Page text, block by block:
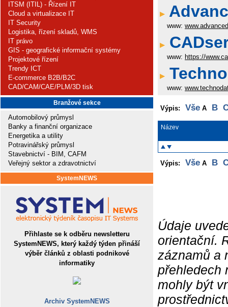
ITSM (ITIL) - Řízení IT
Cloud a virtualizace IT
IT Security
Logistika, řízení skladů, WMS
IT právo
GIS - geografické informační systémy
Projektové řízení
Trendy ICT
E-commerce B2B/B2C
CAD/CAM/CAE/PLM/3D tisk
Branžové sekce
Automobilový průmysl
Banky a finanční organizace
Energetika a utility
Potravinářský průmysl
Stavebnictví - BIM, CAFM
Veřejný sektor a zdravotnictví
SystemNEWS
Přihlaste se k odběru newsletteru
SystemNEWS, který každý týden přináší
výběr článků z oblasti podnikové
informatiky
Archiv SystemNEWS
www:
www: https://
www:
Výpis: Vše A B
Název
Výpis: Vše A B
Údaje
orientační.
záznamů a
přehledech
mohly být